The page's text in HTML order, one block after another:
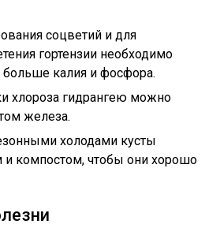
соцветий и для
гортензии необходимо
калия и фосфора.
хлороза гидрангею можно
железа.
холодами кусты
и компостом, чтобы они хорошо